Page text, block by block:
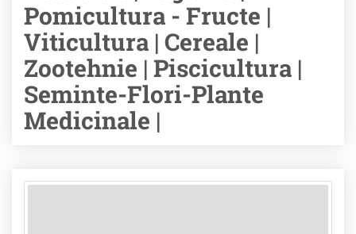
Pomicultura - Fructe |
Viticultura | Cereale |
Zootehnie | Piscicultura |
Seminte-Flori-Plante
Medicinale |